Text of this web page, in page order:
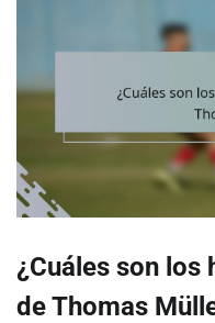
¿Cuáles son los
de Thomas